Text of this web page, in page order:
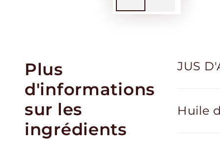
Plus
d'informations
sur les
ingrédients
JUS
Huile